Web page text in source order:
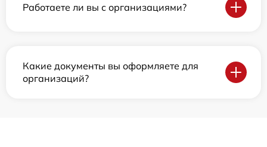
Работаете ли вы с организациями?
Какие документы вы оформляете для
организаций?